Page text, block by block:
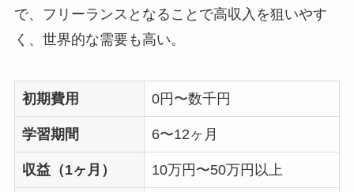
で、フリーランスとなることで高収入を狙いやす
く、世界的な需要も高い。
初期費用 0円〜数千円
学習期間 6〜12ヶ月
収益（1ヶ月） 10万円〜50万円以上